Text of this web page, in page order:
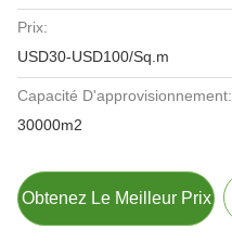
Prix:
USD30-USD100/Sq.m
Capacité D'approvisionnement:
30000m2
Obtenez Le Meilleur Prix